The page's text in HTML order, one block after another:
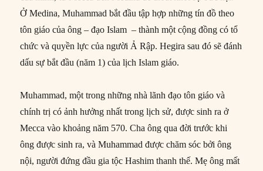
Ở Medina, Muhammad bắt đầu tập hợp những tín đồ theo
tôn giáo của ông – đạo Islam – thành một cộng đồng có tổ
chức và quyền lực của người Ả Rập. Hegira sau đó sẽ đánh
dấu sự bắt đầu (năm 1) của lịch Islam giáo.
Muhammad, một trong những nhà lãnh đạo tôn giáo và
chính trị có ảnh hưởng nhất trong lịch sử, được sinh ra ở
Mecca vào khoảng năm 570. Cha ông qua đời trước khi
ông được sinh ra, và Muhammad được chăm sóc bởi ông
nội, người đứng đầu gia tộc Hashim thanh thế. Mẹ ông mất